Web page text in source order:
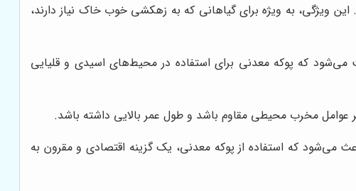
ویژگی، به ویژه برای گیاهانی که به زهکشی خوب خاک نیاز دارند،
می‌شود که پوکه معدنی برای استفاده در محیط‌های اسیدی و قلیایی
عوامل مخرب محیطی مقاوم باشد و طول عمر بالایی داشته باشد.
می‌شود که استفاده از پوکه معدنی، یک گزینه اقتصادی و مقرون به